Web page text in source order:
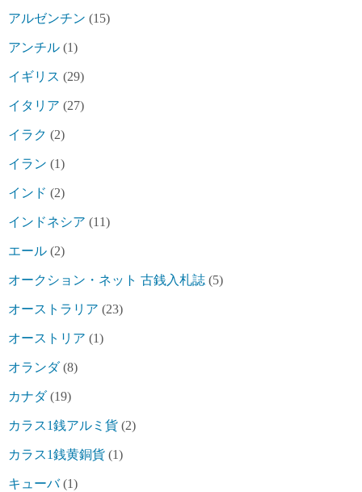
アルゼンチン (15)
アンチル (1)
イギリス (29)
イタリア (27)
イラク (2)
イラン (1)
インド (2)
インドネシア (11)
エール (2)
オークション・ネット 古銭入札誌 (5)
オーストラリア (23)
オーストリア (1)
オランダ(8)
カナダ(19)
カラス1銭アルミ貨 (2)
カラス1銭黄銅貨 (1)
キューバ(1)